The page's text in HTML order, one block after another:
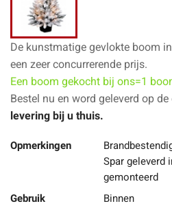
De kunstmatige gevlokte boom
een zeer concurrerende prijs.
Een boom gekocht bij ons=1
Bestel nu en word geleverd op
levering bij u thuis.
Opmerkingen
Spar geleverd
gemonteerd
Gebruik
Binnen